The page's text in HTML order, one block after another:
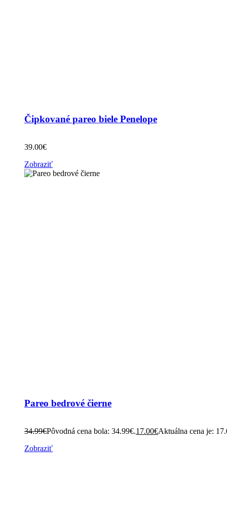
Čipkované pareo biele Penelope
39.00€
Zobraziť
Pareo bedrové čierne
34.99€Pôvodná cena bola: 34.99€.17.00€Aktuálna cena je:
Zobraziť